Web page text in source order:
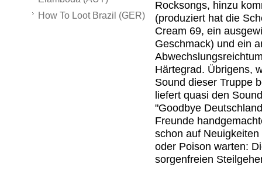
How To Loot Brazil (GER)
Rocksongs, hinzu
(produziert hat die
Cream 69, ein
Geschmack) und ein
Härtegrad. Übrigens,
Sound dieser Truppe
liefert quasi den
"Goodbye
Freunde
schon auf
oder Poison warten:
sorgenfreien